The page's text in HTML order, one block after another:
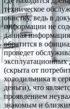
техническое
очистку, ведь в
информации не
данная
обратится в
проведет
эксплуатационных
(скрыта от
холодильника в
деньги), что
проявлением
знакомым и